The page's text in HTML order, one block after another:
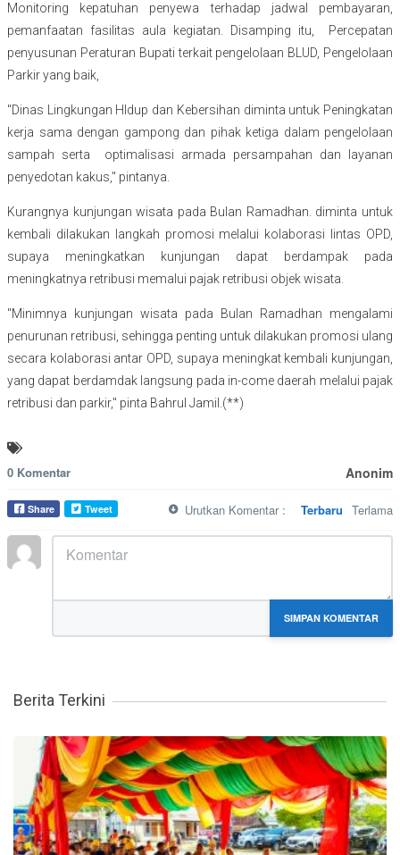
Monitoring kepatuhan penyewa terhadap jadwal pembayaran,
pemanfaatan fasilitas aula kegiatan. Disamping itu, Percepatan
penyusunan Peraturan Bupati terkait pengelolaan BLUD, Pengelolaan
Parkir yang baik,
"Dinas Lingkungan HIdup dan Kebersihan diminta untuk Peningkatan
kerja sama dengan gampong dan pihak ketiga dalam pengelolaan
sampah serta optimalisasi armada persampahan dan layanan
penyedotan kakus," pintanya.
Kurangnya kunjungan wisata pada Bulan Ramadhan. diminta untuk
kembali dilakukan langkah promosi melalui kolaborasi lintas OPD,
supaya meningkatkan kunjungan dapat berdampak pada
meningkatnya retribusi memalui pajak retribusi objek wisata.
"Minimnya kunjungan wisata pada Bulan Ramadhan mengalami
penurunan retribusi, sehingga penting untuk dilakukan promosi ulang
secara kolaborasi antar OPD, supaya meningkat kembali kunjungan,
yang dapat berdamdak langsung pada in-come daerah melalui pajak
retribusi dan parkir," pinta Bahrul Jamil.(**)
0 Komentar Anonim
Share Tweet Urutkan Komentar : Terbaru Terlama
SIMPAN KOMENTAR
Berita Terkini